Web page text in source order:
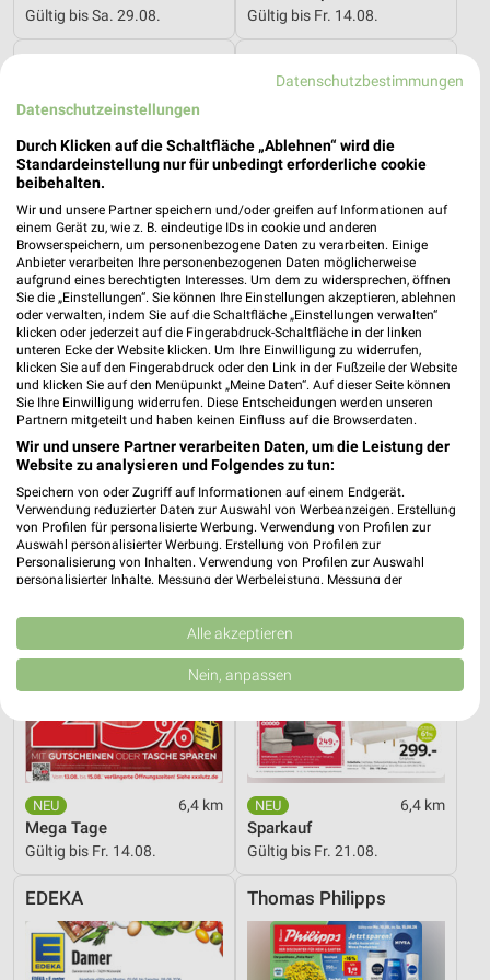
Gültig bis Sa. 29.08. Gültig bis Fr. 14.08.
4,1 km
Angebote ab 03.08.
Noch heute gültig
0,9 km
Angebote ab 06.08.
6,4 km
Mega Tage
Gültig bis Fr. 14.08.
6,4 km
Sparkauf
Gültig bis Fr. 21.08.
EDEKA Thomas Philipps
Datenschutzbestimmungen
Datenschutzeinstellungen
Durch Klicken auf die Schaltfläche „Ablehnen“ wird die
Standardeinstellung nur für unbedingt erforderliche cookie
beibehalten.
Wir und unsere Partner speichern und/oder greifen auf Informationen auf
einem Gerät zu, wie z. B. eindeutige IDs in cookie und anderen
Browserspeichern, um personenbezogene Daten zu verarbeiten. Einige
Anbieter verarbeiten Ihre personenbezogenen Daten möglicherweise
aufgrund eines berechtigten Interesses. Um dem zu widersprechen, öffnen
Sie die „Einstellungen“. Sie können Ihre Einstellungen akzeptieren, ablehnen
oder verwalten, indem Sie auf die Schaltfläche „Einstellungen verwalten“
klicken oder jederzeit auf die Fingerabdruck-Schaltfläche in der linken
unteren Ecke der Website klicken. Um Ihre Einwilligung zu widerrufen,
klicken Sie auf den Fingerabdruck oder den Link in der Fußzeile der Website
und klicken Sie auf den Menüpunkt „Meine Daten“. Auf dieser Seite können
Sie Ihre Einwilligung widerrufen. Diese Entscheidungen werden unseren
Partnern mitgeteilt und haben keinen Einfluss auf die Browserdaten.
Wir und unsere Partner verarbeiten Daten, um die Leistung der
Website zu analysieren und Folgendes zu tun:
Speichern von oder Zugriff auf Informationen auf einem Endgerät.
Verwendung reduzierter Daten zur Auswahl von Werbeanzeigen. Erstellung
von Profilen für personalisierte Werbung. Verwendung von Profilen zur
Auswahl personalisierter Werbung. Erstellung von Profilen zur
Personalisierung von Inhalten. Verwendung von Profilen zur Auswahl
personalisierter Inhalte. Messung der Werbeleistung. Messung der
Kombinationen von Daten aus verschiedenen Quellen. Entwicklung und
Verbesserung der Angebote. Verwendung reduzierter Daten zur Auswahl
von Inhalten.
Daten können außerhalb der Europäischen Union weitergegeben und in die
Website/App.
Partnerliste anzeigen (1 IAB-Anbieter)
Wir nutzen Ihre Daten für folgende Zwecke:
IAB-Verarbeitungszwecke:
Speichern von oder Zugriff auf Informationen
auf einem Endgerät
Verwendung reduzierter Daten zur Auswahl von
Werbeanzeigen
Erstellung von Profilen für personalisierte
Alle akzeptieren
Nein, anpassen